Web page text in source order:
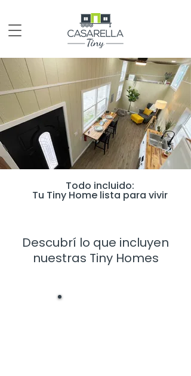
Todo incluido:
Tu Tiny Home lista para vivir
Descubrí lo que incluyen
nuestras Tiny Homes